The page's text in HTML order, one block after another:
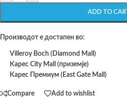
ADD TO CART
Производот е достапен во:
Villeroy Boch (Diamond Mall)
Карес City Mall (приземје)
Карес Премиум (East Gate Mall)
Compare Add to wishlist